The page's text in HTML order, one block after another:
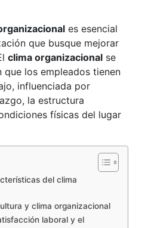
es esencial
que busque mejorar
clima organizacional se
los empleados tienen
influenciada por
la estructura
físicas del lugar
del clima
y clima organizacional
laboral y el